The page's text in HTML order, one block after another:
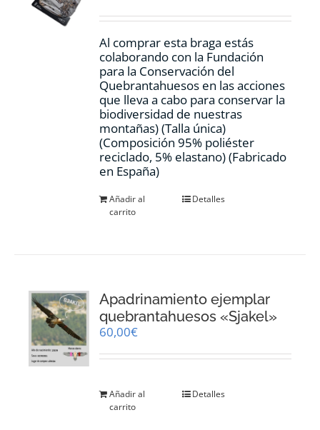
Al comprar esta braga estás
colaborando con la Fundación
para la Conservación del
Quebrantahuesos en las acciones
que lleva a cabo para conservar la
biodiversidad de nuestras
montañas) (Talla única)
(Composición 95% poliéster
reciclado, 5% elastano) (Fabricado
en España)
Añadir al
carrito
Detalles
Apadrinamiento ejemplar
quebrantahuesos «Sjakel»
60,00€
Añadir al
carrito
Detalles